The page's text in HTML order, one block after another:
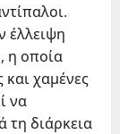
έλλειψη
η οποία
χαμένες
να
τη διάρκεια